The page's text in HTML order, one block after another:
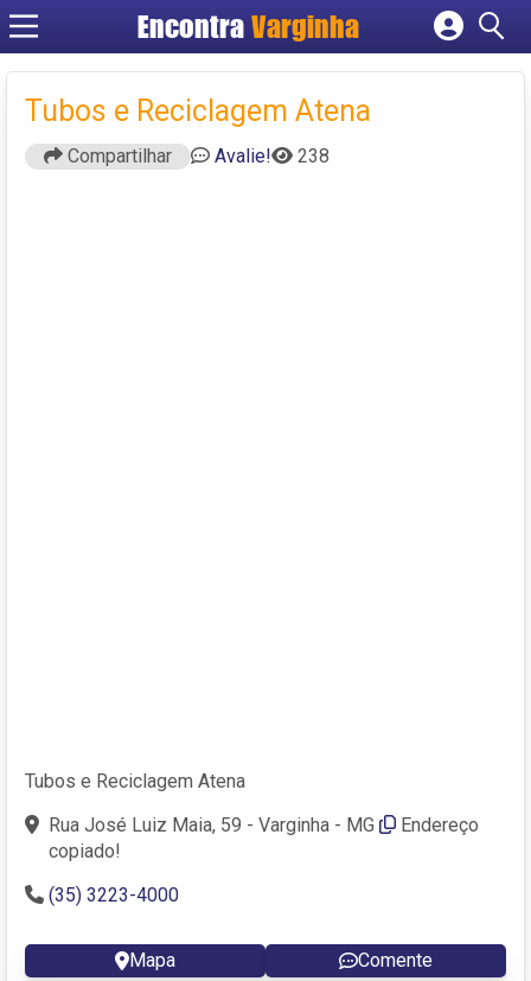
EncontraVarginha
Cadastrar empresa
Criar conta
Tubos e Reciclagem Atena
Compartilhar Avalie! 238
Tubos e Reciclagem Atena
Rua José Luiz Maia, 59 - Varginha - MG
Endereço
copiado!
(35) 3223-4000
Mapa Comente